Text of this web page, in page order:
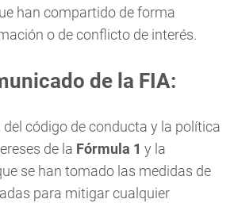
han compartido de forma
o de conflicto de interés.
de la FIA:
del código de conducta y la política
de la Fórmula 1 y la
se han tomado las medidas de
para mitigar cualquier